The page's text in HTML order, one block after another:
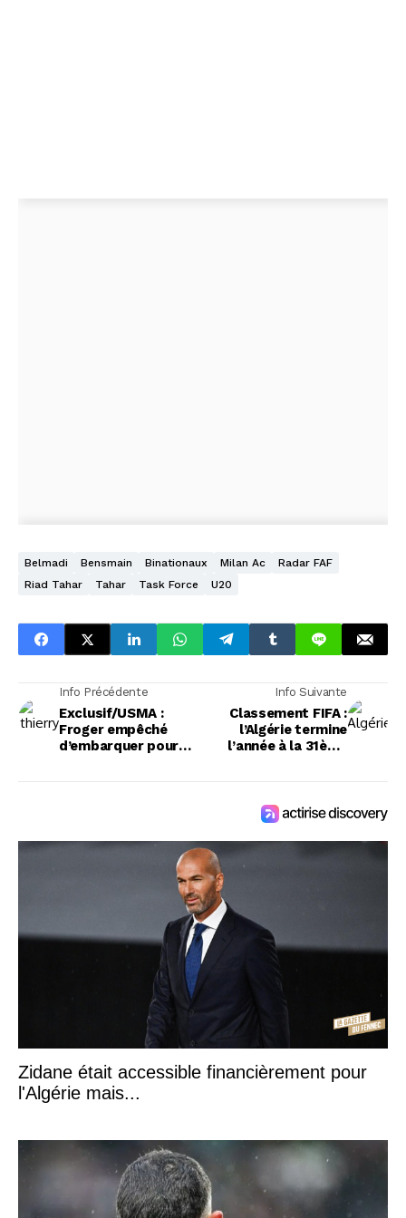
Belmadi Bensmain Binationaux Milan Ac
Radar FAF
Riad Tahar
Tahar Task Force U20
Info Précédente
Exclusif/USMA :
Froger empêché
d’embarquer pour
Info Suivante
Classement FIFA :
l’Algérie termine
l’année à la 31ème
Zidane était accessible financièrement pour
l'Algérie mais...